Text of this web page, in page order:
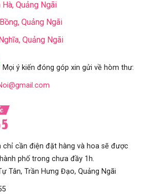
Quảng Ngãi
Quảng Ngãi
Quảng Ngãi
Mọi ý kiến đóng góp xin gửi về hòm thư:
chỉ cần điện đặt hàng và hoa sẽ được
phố trong chưa đầy 1h.
Tân, Trần Hưng Đạo, Quảng Ngãi